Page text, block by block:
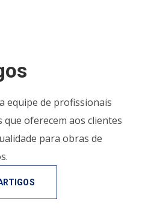
equipe de profissionais
oferecem aos clientes
para obras de